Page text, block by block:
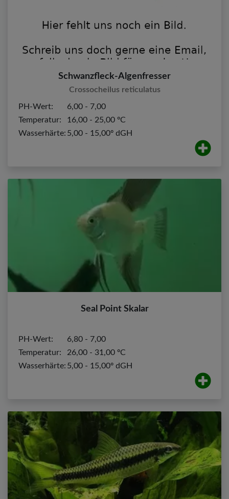
Schwanzfleck-Algenfresser
Crossocheilus reticulatus
PH-Wert:
6,00 - 7,00
Temperatur:
16,00 - 25,00 ºC
Wasserhärte: 5,00 - 15,00º dGH
Seal Point Skalar
PH-Wert:
6,80 - 7,00
Temperatur:
26,00 - 31,00 ºC
Wasserhärte: 5,00 - 15,00º dGH